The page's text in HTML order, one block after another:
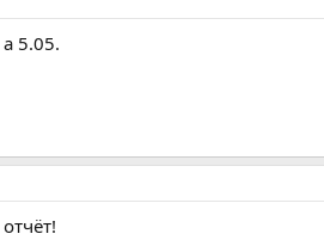
5.05.